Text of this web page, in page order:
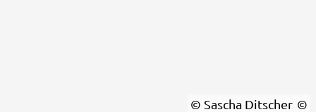
© Sascha Ditscher